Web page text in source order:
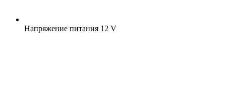
Напряжение питания 12 V